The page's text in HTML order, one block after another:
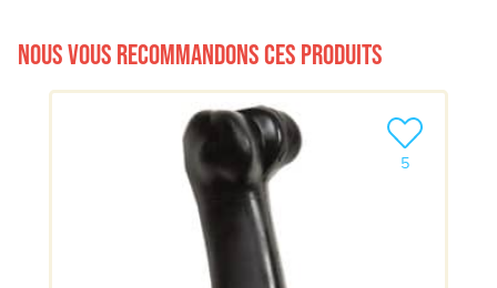
Nous vous recommandons ces produits
5
Ajouter le